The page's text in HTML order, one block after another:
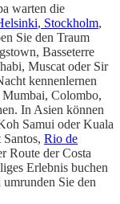
warten die
, Stockholm,
Sie den Traum
Basseterre
Muscat oder Sir
kennenlernen
Colombo,
In Asien können
Samui oder Kuala
Rio de
Route der Costa
Erlebnis buchen
Sie den